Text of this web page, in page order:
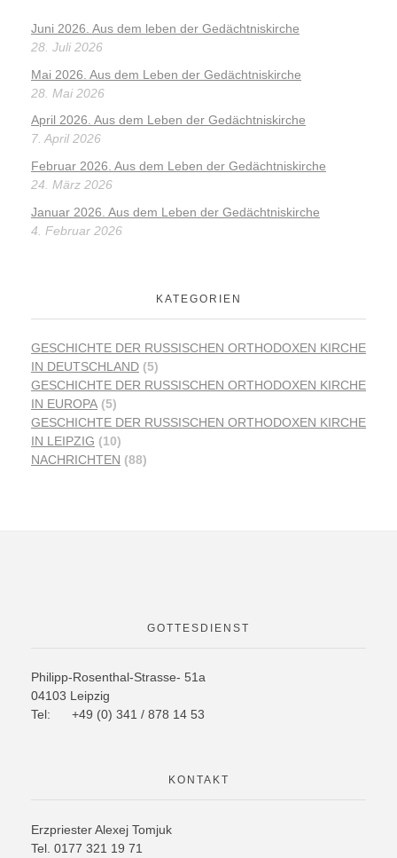
Juni 2026. Aus dem leben der Gedächtniskirche
28. Juli 2026
Mai 2026. Aus dem Leben der Gedächtniskirche
28. Mai 2026
April 2026. Aus dem Leben der Gedächtniskirche
7. April 2026
Februar 2026. Aus dem Leben der Gedächtniskirche
24. März 2026
Januar 2026. Aus dem Leben der Gedächtniskirche
4. Februar 2026
KATEGORIEN
GESCHICHTE DER RUSSISCHEN ORTHODOXEN KIRCHE
IN DEUTSCHLAND (5)
GESCHICHTE DER RUSSISCHEN ORTHODOXEN KIRCHE
IN EUROPA (5)
GESCHICHTE DER RUSSISCHEN ORTHODOXEN KIRCHE
IN LEIPZIG (10)
NACHRICHTEN (88)
GOTTESDIENST
Philipp-Rosenthal-Strasse- 51a
04103 Leipzig
Tel: +49 (0) 341 / 878 14 53
KONTAKT
Erzpriester Alexej Tomjuk
Tel. 0177 321 19 71